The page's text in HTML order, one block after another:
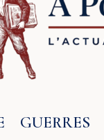
GUERRES